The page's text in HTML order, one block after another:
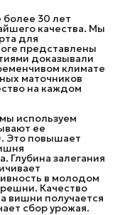
30 лет
качества. Мы
для
представлены
доказывали
климате
маточников
на каждом
используем
ее
Это повышает
Глубина залегания
в молодом
Качество
вишни получается
сбор урожая.